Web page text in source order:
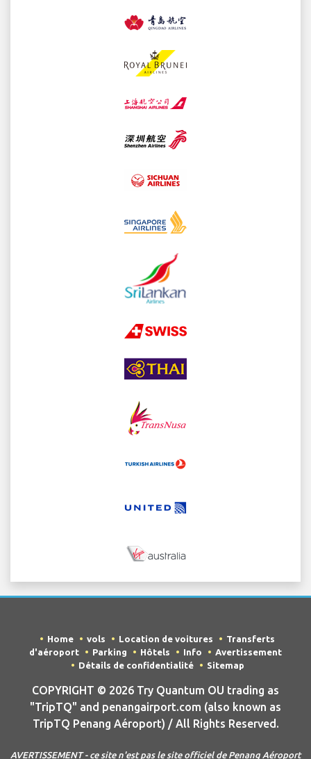
Home vols Location de voitures
Transferts
d'aéroport
Parking Hôtels Info
Avertissement
Détails de confidentialité
Sitemap
COPYRIGHT © 2026 Try Quantum OU trading as
"TripTQ" and penangairport.com (also known as
TripTQ Penang Aéroport) / All Rights Reserved.
AVERTISSEMENT - ce site n'est pas le site officiel de Penang Aéroport